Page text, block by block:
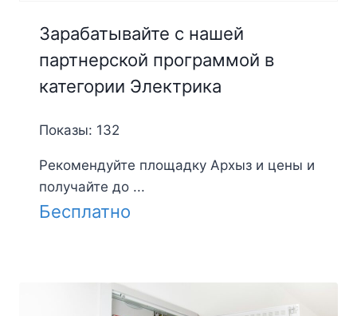
Зарабатывайте с нашей
партнерской программой в
категории Электрика
Показы: 132
Рекомендуйте площадку Архыз и цены и
получайте до ...
Бесплатно